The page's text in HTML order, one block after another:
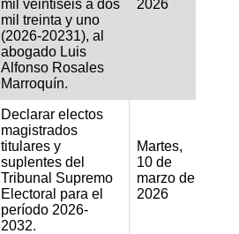
mil veintiséis a dos
mil treinta y uno
(2026-20231), al
abogado Luis
Alfonso Rosales
Marroquín.
2026
Declarar electos
magistrados
titulares y
suplentes del
Tribunal Supremo
Electoral para el
período 2026-
2032.
Martes,
10 de
marzo de
2026